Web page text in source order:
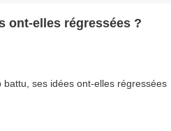
ont-elles régressées ?